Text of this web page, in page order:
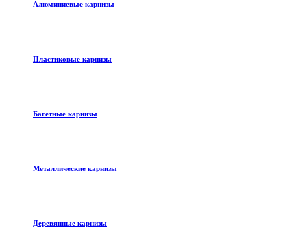
Алюминиевые карнизы
Пластиковые карнизы
Багетные карнизы
Металлические карнизы
Деревянные карнизы